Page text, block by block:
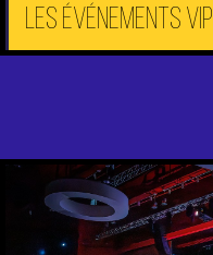
Les événements VIP